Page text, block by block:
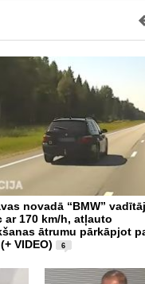
novadā “BMW”
ar 170 km/h, atļauto
ātrumu pārkāpjot
VIDEO)
6